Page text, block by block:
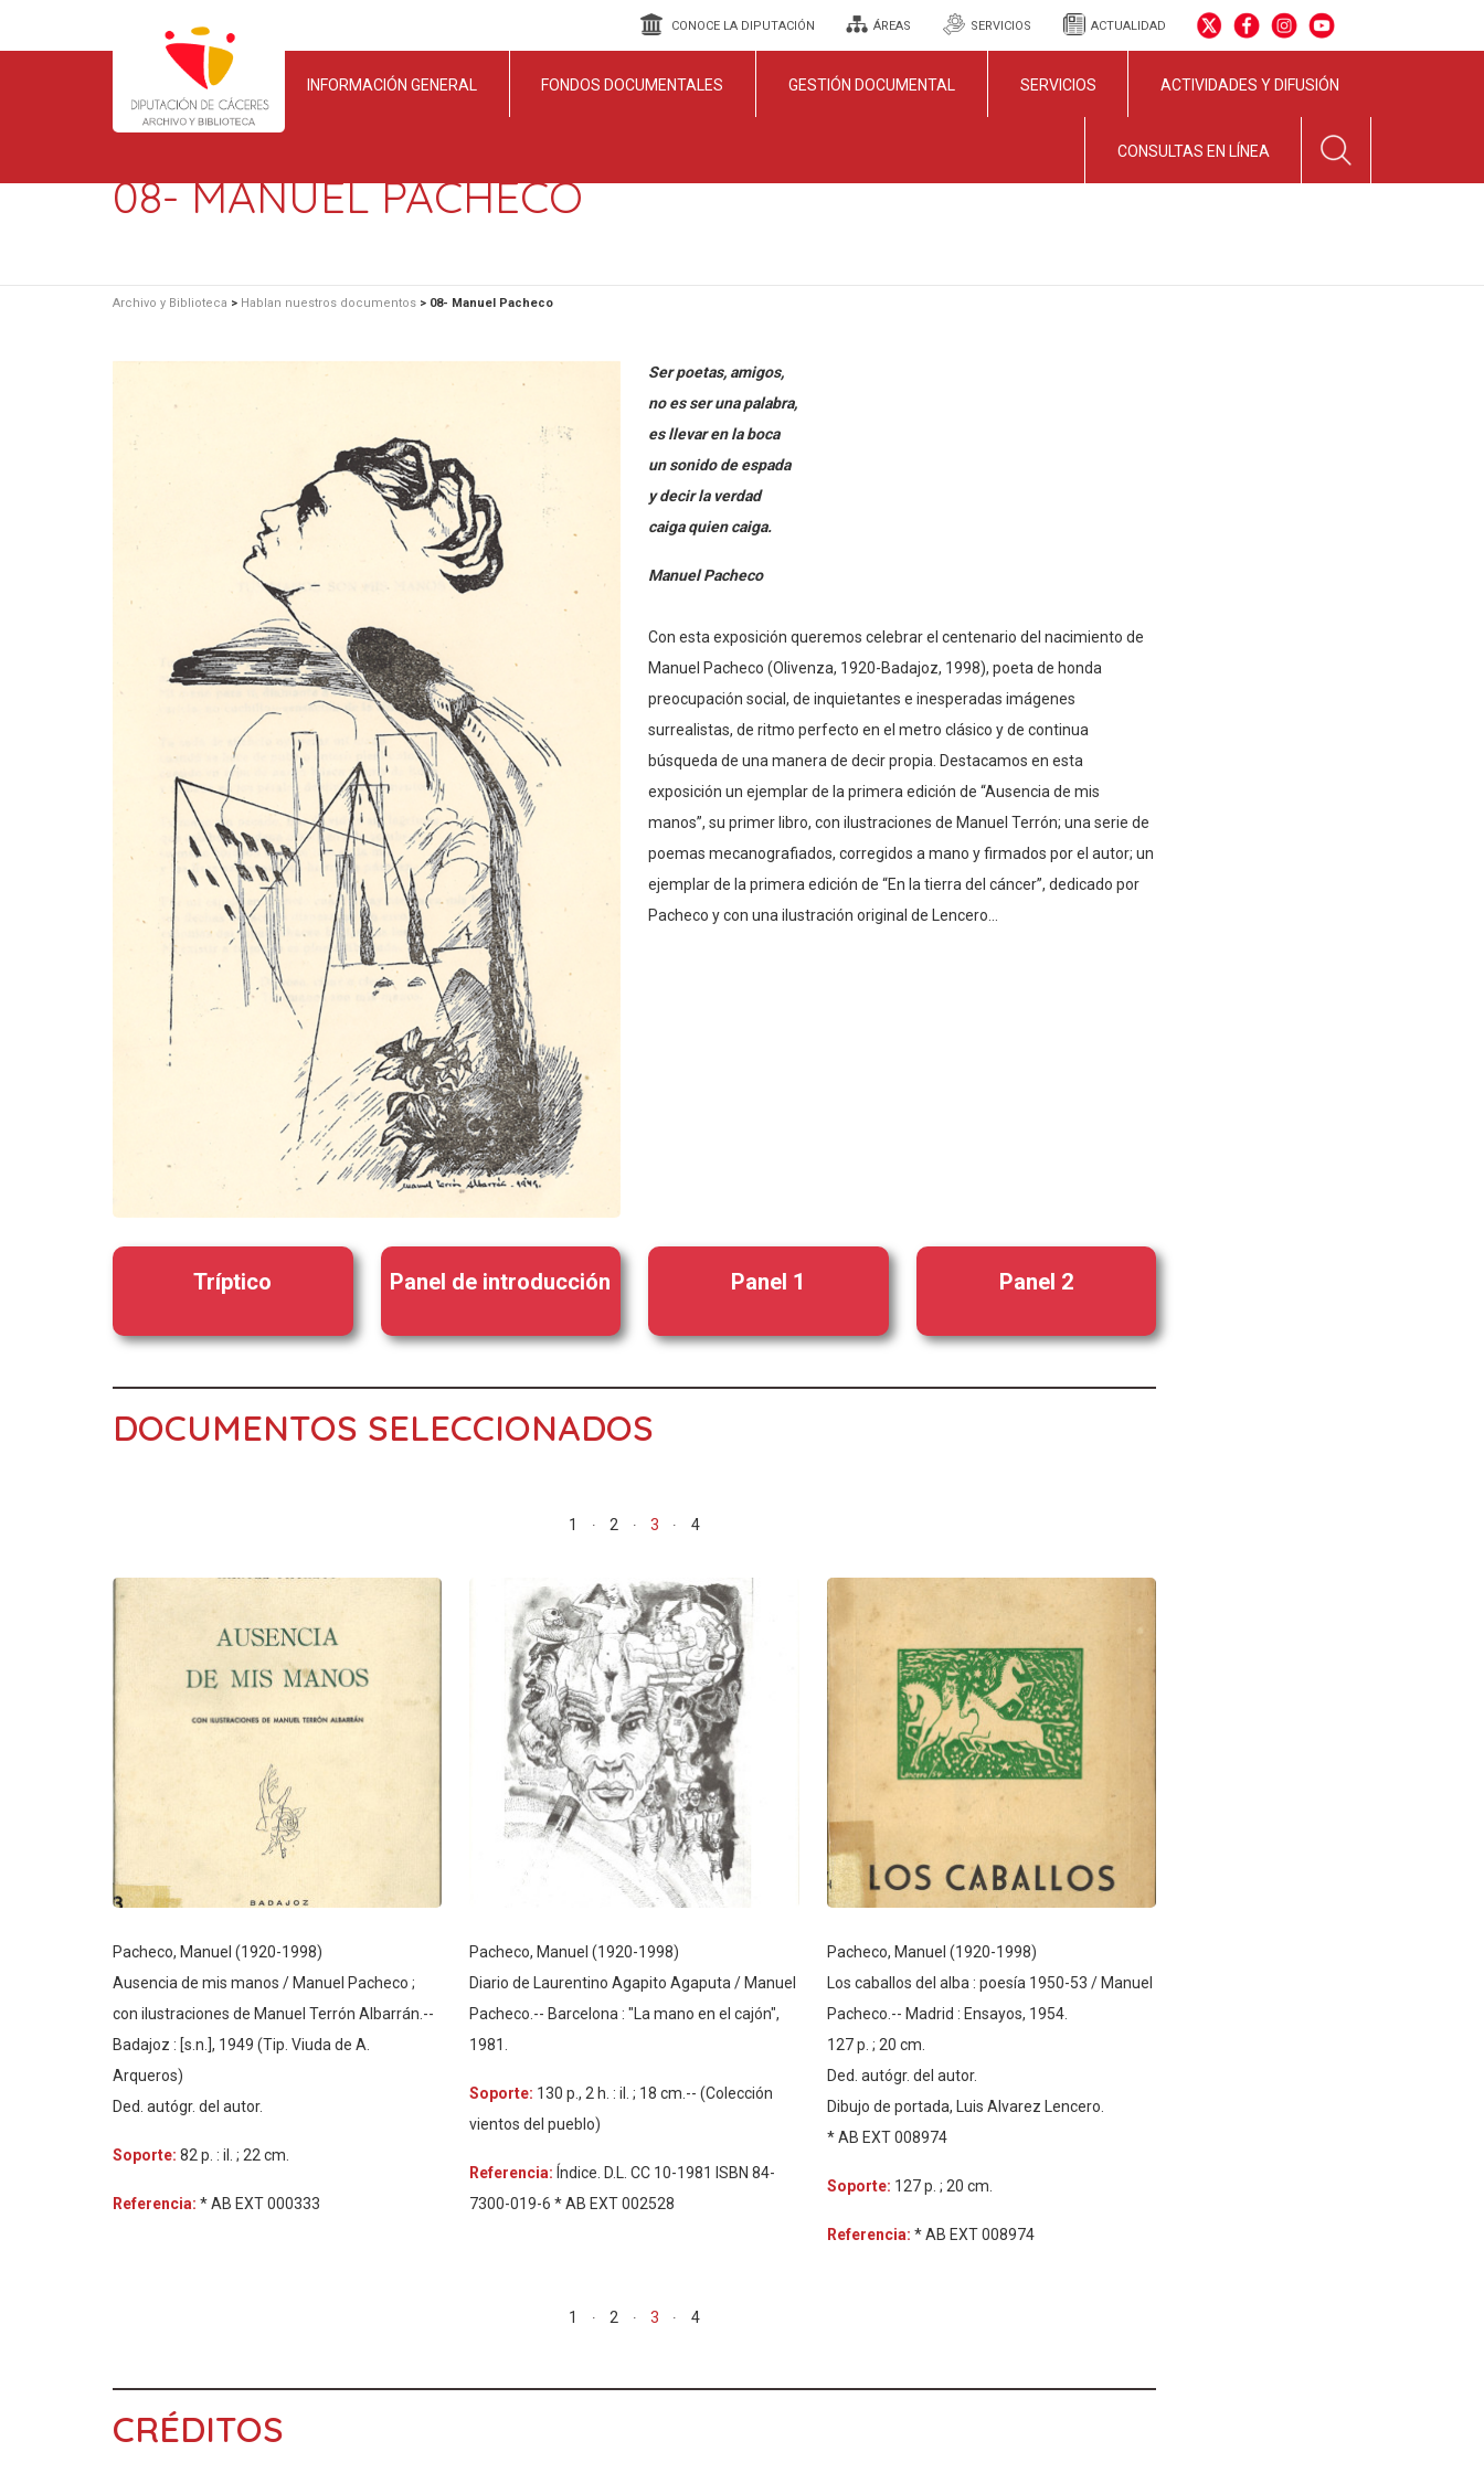
CONOCE LA DIPUTACIÓN ÁREAS SERVICIOS ACTUALIDAD
INFORMACIÓN GENERAL FONDOS DOCUMENTALES GESTIÓN DOCUMENTAL SERVICIOS ACTIVIDADES Y DIFUSIÓN
CONSULTAS EN LÍNEA
08- MANUEL PACHECO
Archivo y Biblioteca > Hablan nuestros documentos > 08- Manuel Pacheco
Ser poetas, amigos,
no es ser una palabra,
es llevar en la boca
un sonido de espada
y decir la verdad
caiga quien caiga.
Manuel Pacheco
Con esta exposición queremos celebrar el centenario del nacimiento de
Manuel Pacheco (Olivenza, 1920-Badajoz, 1998), poeta de honda
preocupación social, de inquietantes e inesperadas imágenes
surrealistas, de ritmo perfecto en el metro clásico y de continua
búsqueda de una manera de decir propia. Destacamos en esta
exposición un ejemplar de la primera edición de “Ausencia de mis
manos”, su primer libro, con ilustraciones de Manuel Terrón; una serie de
poemas mecanografiados, corregidos a mano y firmados por el autor; un
ejemplar de la primera edición de “En la tierra del cáncer”, dedicado por
Pacheco y con una ilustración original de Lencero...
Tríptico Panel de introducción Panel 1 Panel 2
DOCUMENTOS SELECCIONADOS
1 2 3 4
Pacheco, Manuel (1920-1998)
Ausencia de mis manos / Manuel Pacheco ;
con ilustraciones de Manuel Terrón Albarrán.--
Badajoz : [s.n.], 1949 (Tip. Viuda de A.
Arqueros)
Ded. autógr. del autor.
Soporte: 82 p. : il. ; 22 cm.
Referencia: * AB EXT 000333
Pacheco, Manuel (1920-1998)
Diario de Laurentino Agapito Agaputa / Manuel
Pacheco.-- Barcelona : "La mano en el cajón",
1981.
Soporte: 130 p., 2 h. : il. ; 18 cm.-- (Colección
vientos del pueblo)
Referencia:Índice. D.L. CC 10-1981 ISBN 84-
7300-019-6 * AB EXT 002528
Pacheco, Manuel (1920-1998)
Los caballos del alba : poesía 1950-53 / Manuel
Pacheco.-- Madrid : Ensayos, 1954.
127 p. ; 20 cm.
Ded. autógr. del autor.
Dibujo de portada, Luis Alvarez Lencero.
* AB EXT 008974
Soporte: 127 p. ; 20 cm.
Referencia: * AB EXT 008974
1 2 3 4
CRÉDITOS